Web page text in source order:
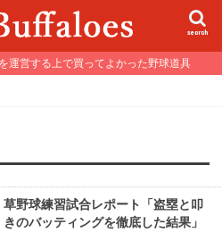
search
運営する上で買ってよかった野球道具
草野球練習試合レポート「盗塁と叩
きのバッティングを徹底した結果」